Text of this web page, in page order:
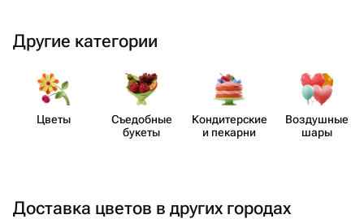
Другие категории
Цветы
Съедобные
букеты
Кондит​ерские
и пекарни
Воздушные
шары
Доставка цветов в других городах